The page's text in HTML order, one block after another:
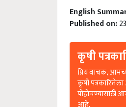
English
Published on:
कृषी
प्रिय वाचक,
कृषी
पोहोचण्यासाठी
आहे.